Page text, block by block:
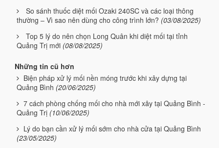
So sánh thuốc diệt mối Ozaki 240SC và các loại thông
thường – Vì sao nên dùng cho công trình lớn? (03/08/2025)
Top 5 lý do nên chọn Long Quân khi diệt mối tại tỉnh
Quảng Trị mới (08/08/2025)
Những tin cũ hơn
Biện pháp xử lý mối nền móng trước khi xây dựng tại
Quảng Bình (20/06/2025)
7 cách phòng chống mối cho nhà mới xây tại Quảng Bình -
Quảng Trị (10/06/2025)
Lý do bạn cần xử lý mối sớm cho nhà cửa tại Quảng Bình
(23/05/2025)